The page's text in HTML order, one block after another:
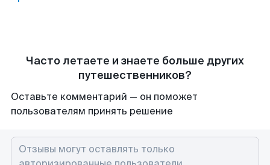
Часто летаете и знаете больше других
путешественников?
Оставьте комментарий — он поможет
пользователям принять решение